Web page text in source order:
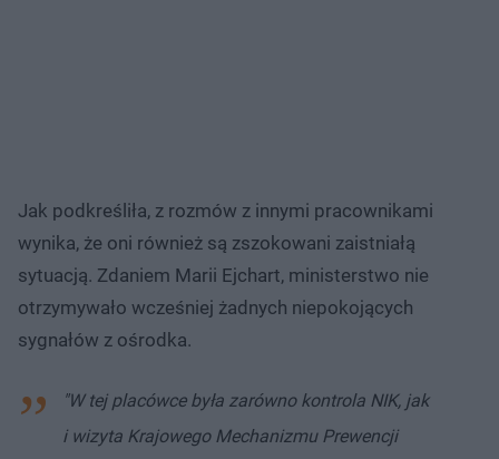
Jak podkreśliła, z rozmów z innymi pracownikami
wynika, że oni również są zszokowani zaistniałą
sytuacją. Zdaniem Marii Ejchart, ministerstwo nie
otrzymywało wcześniej żadnych niepokojących
sygnałów z ośrodka.
"W tej placówce była zarówno kontrola NIK, jak
i wizyta Krajowego Mechanizmu Prewencji